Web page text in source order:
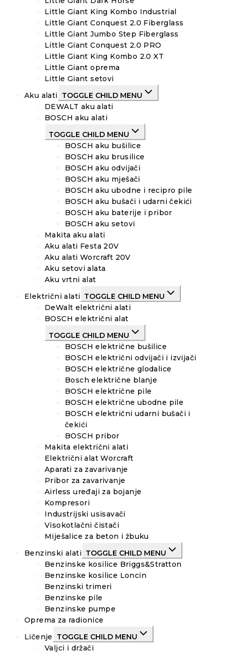
Little Giant King Kombo Industrial
Little Giant Conquest 2.0 Fiberglass
Little Giant Jumbo Step Fiberglass
Little Giant Conquest 2.0 PRO
Little Giant King Kombo 2.0 XT
Little Giant oprema
Little Giant setovi
Aku alati TOGGLE CHILD MENU
DEWALT aku alati
BOSCH aku alati
TOGGLE CHILD MENU
BOSCH aku bušilice
BOSCH aku brusilice
BOSCH aku odvijači
BOSCH aku mješači
BOSCH aku ubodne i recipro pile
BOSCH aku bušači i udarni čekići
BOSCH aku baterije i pribor
BOSCH aku setovi
Makita aku alati
Aku alati Festa 20V
Aku alati Worcraft 20V
Aku setovi alata
Aku vrtni alat
Električni alati TOGGLE CHILD MENU
DeWalt električni alati
BOSCH električni alat
TOGGLE CHILD MENU
BOSCH električne bušilice
BOSCH električni odvijači i izvijači
BOSCH električne glodalice
Bosch električne blanje
BOSCH električne pile
BOSCH električne ubodne pile
BOSCH električni udarni bušači i
čekići
BOSCH pribor
Makita električni alati
Električni alat Worcraft
Aparati za zavarivanje
Pribor za zavarivanje
Airless uređaji za bojanje
Kompresori
Industrijski usisavači
Visokotlačni čistači
Miješalice za beton i žbuku
Benzinski alati TOGGLE CHILD MENU
Benzinske kosilice Briggs&Stratton
Benzinske kosilice Loncin
Benzinski trimeri
Benzinske pile
Benzinske pumpe
Oprema za radionice
Ličenje
TOGGLE CHILD MENU
Valjci i držači